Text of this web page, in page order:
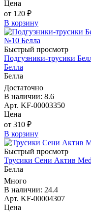
Цена
от 120 ₽
В корзину
Быстрый просмотр
Подгузники-трусики
Белла
Белла
Достаточно
В наличии: 8.6
Арт. KF-00003350
Цена
от 310 ₽
В корзину
Быстрый просмотр
Трусики Сени Актив
Белла
Много
В наличии: 24.4
Арт. KF-00004307
Цена